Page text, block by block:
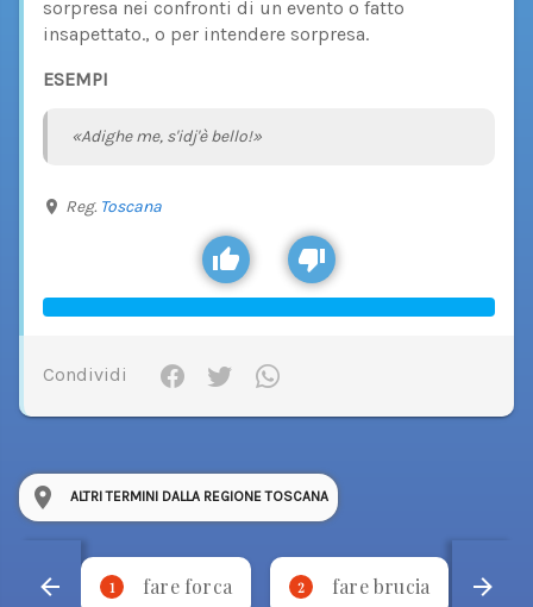
sorpresa nei confronti di un evento o fatto
insapettato., o per intendere sorpresa.
ESEMPI
«Adighe me, s'idj'è bello!»
Reg. Toscana
Condividi
ALTRI TERMINI DALLA REGIONE TOSCANA
1 fare forca 2 fare brucia